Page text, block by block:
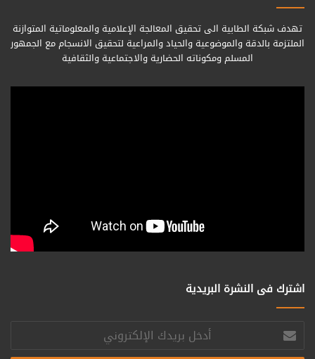
تهدف شبكة الطابية الى تحقيق المعالجة الإعلامية والمعلوماتية المتوازنة
الملتزمة بالدقة والموضوعية والحياد والمراعية لتحقيق الانسجام مع الجمهور
المسلم ومكوناته الحضارية والاجتماعية والثقافية
اشترك فى النشرة البريدية
أدخل
بريدك